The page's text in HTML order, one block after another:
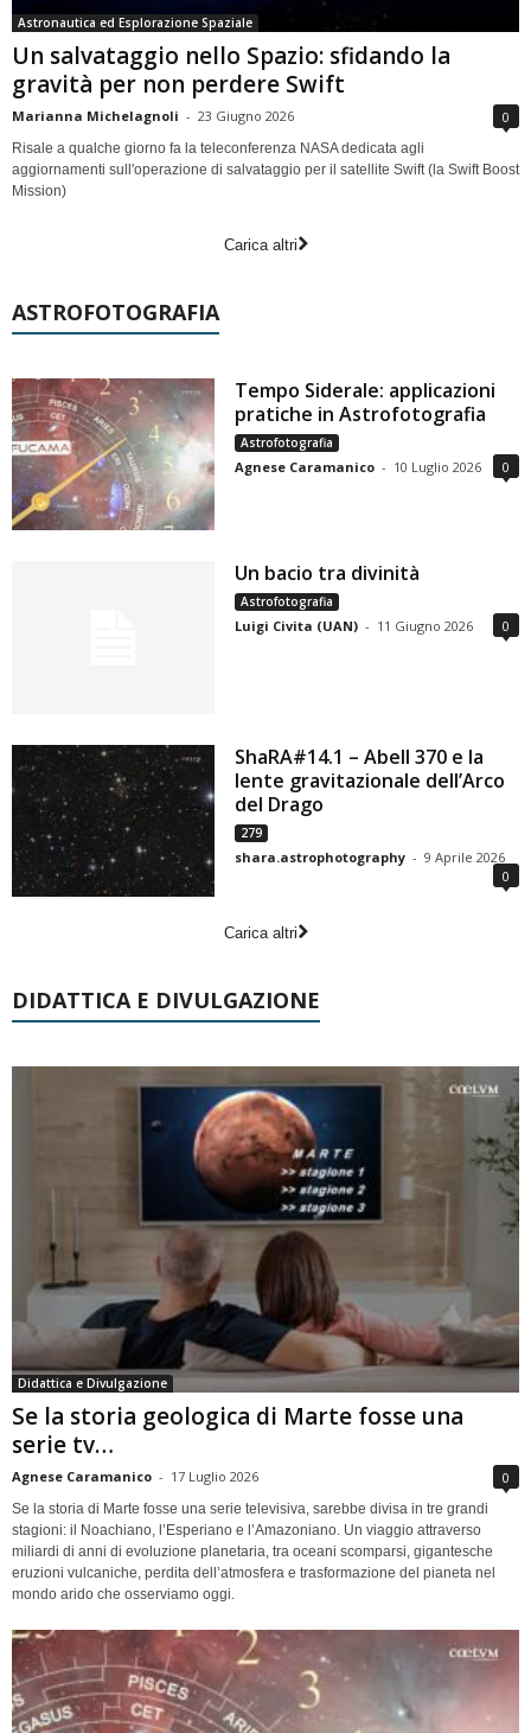
Astronautica ed Esplorazione Spaziale
Un salvataggio nello Spazio: sfidando la
gravità per non perdere Swift
Marianna Michelagnoli - 23 Giugno 2026 0
Risale a qualche giorno fa la teleconferenza NASA dedicata agli
aggiornamenti sull'operazione di salvataggio per il satellite Swift (la Swift Boost
Mission)
Carica altri
ASTROFOTOGRAFIA
Tempo Siderale: applicazioni
pratiche in Astrofotografia
Astrofotografia
Agnese Caramanico - 10 Luglio 2026 0
Un bacio tra divinità
Astrofotografia
Luigi Civita (UAN) - 11 Giugno 2026 0
ShaRA#14.1 – Abell 370 e la
lente gravitazionale dell’Arco
del Drago
279
shara.astrophotography - 9 Aprile 2026
0
Carica altri
DIDATTICA E DIVULGAZIONE
Didattica e Divulgazione
Se la storia geologica di Marte fosse una
serie tv…
Agnese Caramanico - 17 Luglio 2026 0
Se la storia di Marte fosse una serie televisiva, sarebbe divisa in tre grandi
stagioni: il Noachiano, l’Esperiano e l’Amazoniano. Un viaggio attraverso
miliardi di anni di evoluzione planetaria, tra oceani scomparsi, gigantesche
eruzioni vulcaniche, perdita dell’atmosfera e trasformazione del pianeta nel
mondo arido che osserviamo oggi.